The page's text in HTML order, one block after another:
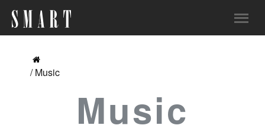
/ Music
Music